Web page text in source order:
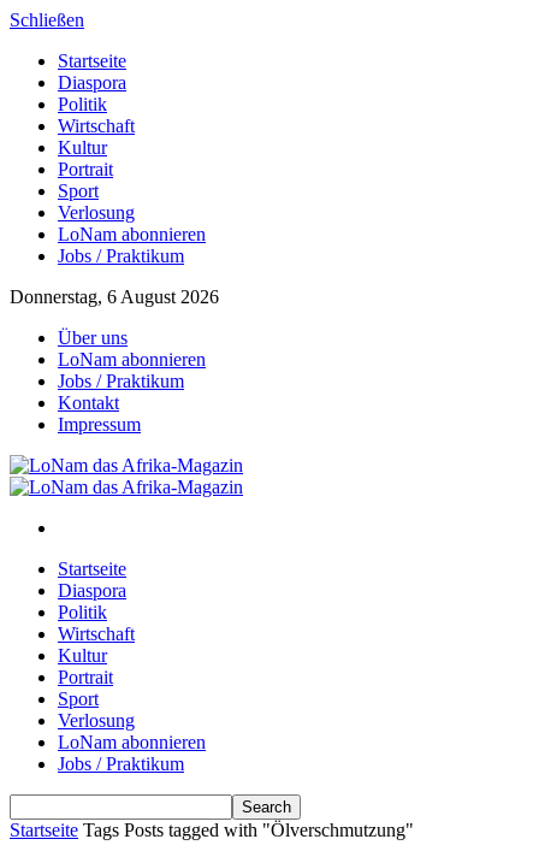
Schließen
Startseite
Diaspora
Politik
Wirtschaft
Kultur
Portrait
Sport
Verlosung
LoNam abonnieren
Jobs / Praktikum
Donnerstag, 6 August 2026
Über uns
LoNam abonnieren
Jobs / Praktikum
Kontakt
Impressum
Startseite
Diaspora
Politik
Wirtschaft
Kultur
Portrait
Sport
Verlosung
LoNam abonnieren
Jobs / Praktikum
Startseite Tags Posts tagged with "Ölverschmutzung"